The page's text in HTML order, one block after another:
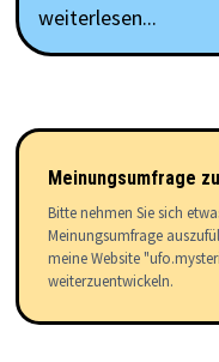
weiterlesen...
Meinungsumfrage
Bitte nehmen Sie sich
Meinungsumfrage
meine Website
weiterzuentwickeln.